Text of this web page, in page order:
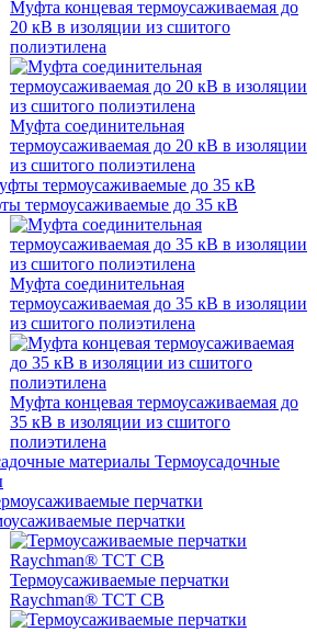
Муфта концевая термоусаживаемая до
20 кВ в изоляции из сшитого
полиэтилена
Муфта соединительная
термоусаживаемая до 20 кВ в изоляции
из сшитого полиэтилена
термоусаживаемые до 35 кВ
Муфта соединительная
термоусаживаемая до 35 кВ в изоляции
из сшитого полиэтилена
Муфта концевая термоусаживаемая до
35 кВ в изоляции из сшитого
полиэтилена
Термоусадочные
перчатки
Термоусаживаемые перчатки
Raychman® TCT CB